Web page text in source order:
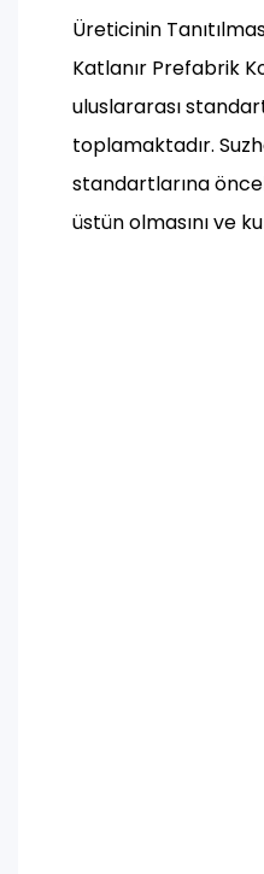
Üreticinin
Katlanır Prefabrik
uluslararası
toplamaktadır.
standartlarına
üstün olmasını ve